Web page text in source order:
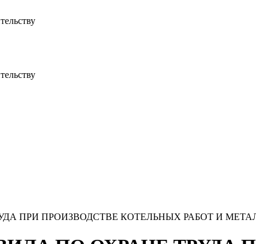
ПРИ ПРОИЗВОДСТВЕ КОТЕЛЬНЫХ РАБОТ И